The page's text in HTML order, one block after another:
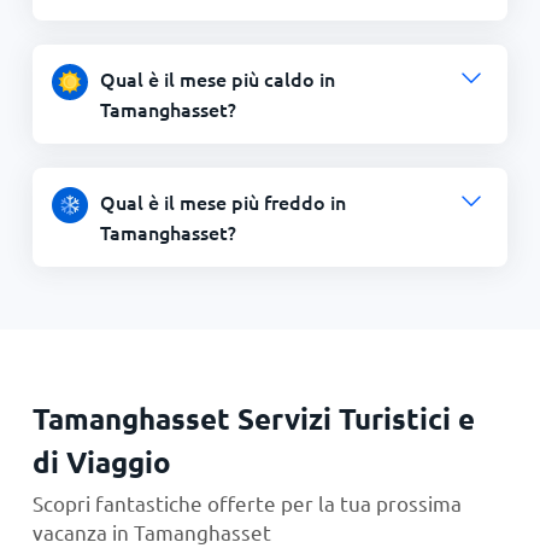
Qual è il mese più caldo in
Tamanghasset?
Qual è il mese più freddo in
Tamanghasset?
Tamanghasset Servizi Turistici e
di Viaggio
Scopri fantastiche offerte per la tua prossima
vacanza in Tamanghasset